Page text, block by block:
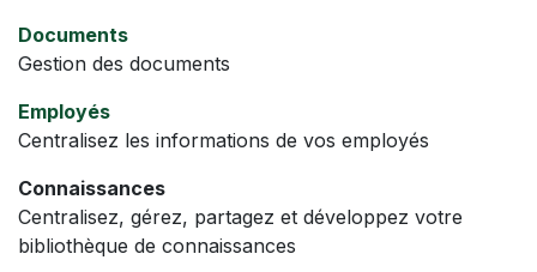
Documents
Gestion des documents
Employés
Centralisez les informations de vos employés
Connaissances
Centralisez, gérez, partagez et développez votre
bibliothèque de connaissances